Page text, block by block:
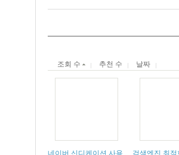
조회 수 추천 수 날짜
네이버 신디케이션 사용 가이드검색엔진 최